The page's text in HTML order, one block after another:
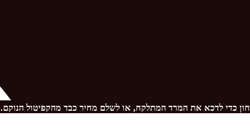
כדי לדכא את המרד המתלקח, או לשלם מחיר כבד מהקפיטול הנוקם.